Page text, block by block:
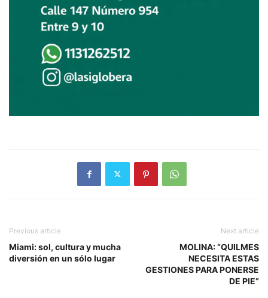
Previous article
Miami: sol, cultura y mucha
diversión en un sólo lugar
Next article
MOLINA: “QUILMES
NECESITA ESTAS
GESTIONES PARA PONERSE
DE PIE”